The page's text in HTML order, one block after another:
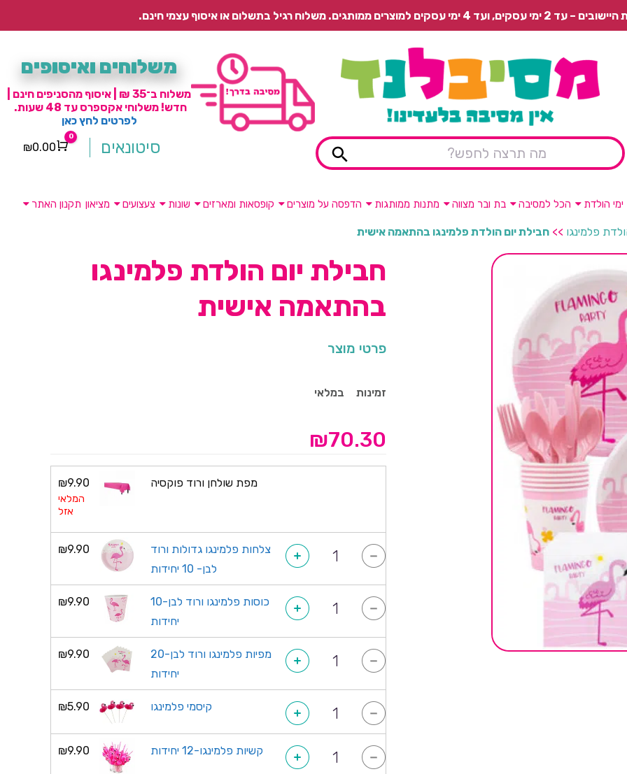
רגיל בתשלום או איסוף עצמי חינם.
משלוחים ואיסופים
משלוח ב־35 ₪ | איסוף מהסניפים חינם |
חדש! משלוחי אקספרס עד 48 שעות.
לפרטים לחץ כאן
סיטונאים Cart
0
₪0.00
ימי הולדת הכל למסיבה בת ובר מצווה מתנות ממותגות הדפסה על מוצרים קופסאות ומארזים שונות צעצועים מציאון תקנון האתר
פלמינגו >> חבילת יום הולדת פלמינגו בהתאמה אישית
חבילת יום הולדת פלמינגו
בהתאמה אישית
פרטי מוצר
זמינות במלאי
₪70.30
מפת שולחן ורוד פוקסיה ₪9.90
המלאי
אזל
-
+
צלחות פלמינגו גדולות ורוד
לבן- 10 יחידות
₪9.90
-
+
כוסות פלמינגו ורוד לבן-10
יחידות
₪9.90
-
+
מפיות פלמינגו ורוד לבן-20
יחידות
₪9.90
-
+ קיסמי פלמינגו ₪5.90
-
+ קשיות פלמינגו-12 יחידות ₪9.90